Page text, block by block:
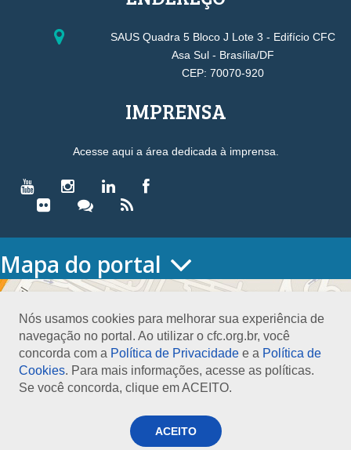
Nós usamos cookies para melhorar sua experiência de
navegação no portal. Ao utilizar o cfc.org.br, você
concorda com a Política de Privacidade e a Política de
Cookies. Para mais informações, acesse as políticas.
Se você concorda, clique em ACEITO.
ACEITO
SAUS Quadra 5 Bloco J Lote 3 - Edifício CFC
Asa Sul - Brasília/DF
CEP: 70070-920
IMPRENSA
Acesse aqui a área dedicada à imprensa.
Mapa do portal
HOME
Conselho Diretor
Nossa Sede
Planejamento
Organograma
Medalha João Lyra